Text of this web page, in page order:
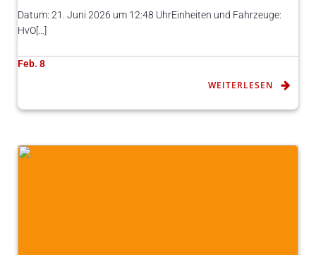
Datum: 21. Juni 2026 um 12:48 UhrEinheiten und Fahrzeuge:
HvO[…]
Feb. 8
WEITERLESEN